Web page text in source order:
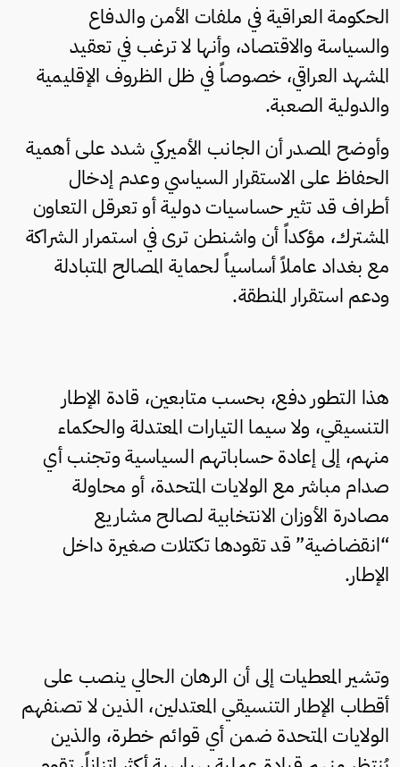
الحكومة العراقية في ملفات الأمن والدفاع
والسياسة والاقتصاد، وأنها لا ترغب في تعقيد
المشهد العراقي، خصوصاً في ظل الظروف الإقليمية
والدولية الصعبة.
وأوضح المصدر أن الجانب الأميركي شدد على أهمية
الحفاظ على الاستقرار السياسي وعدم إدخال
أطراف قد تثير حساسيات دولية أو تعرقل التعاون
المشترك، مؤكداً أن واشنطن ترى في استمرار الشراكة
مع بغداد عاملاً أساسياً لحماية المصالح المتبادلة
ودعم استقرار المنطقة.
هذا التطور دفع، بحسب متابعين، قادة الإطار
التنسيقي، ولا سيما التيارات المعتدلة والحكماء
منهم، إلى إعادة حساباتهم السياسية وتجنب أي
صدام مباشر مع الولايات المتحدة، أو محاولة
مصادرة الأوزان الانتخابية لصالح مشاريع
“انقضاضية” قد تقودها تكتلات صغيرة داخل
الإطار.
وتشير المعطيات إلى أن الرهان الحالي ينصب على
أقطاب الإطار التنسيقي المعتدلين، الذين لا تصنفهم
الولايات المتحدة ضمن أي قوائم خطرة، والذين